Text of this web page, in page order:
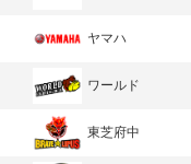
ヤマハ
ワールド
東芝府中